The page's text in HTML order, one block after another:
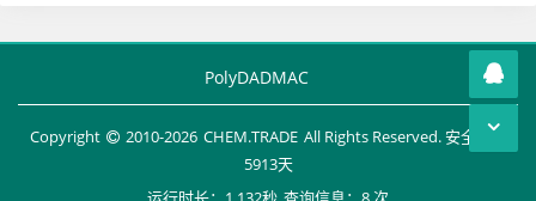
PolyDADMAC
Copyright 2010-2026 CHEM.TRADE All Rights Reserved. 安全运行
5913天